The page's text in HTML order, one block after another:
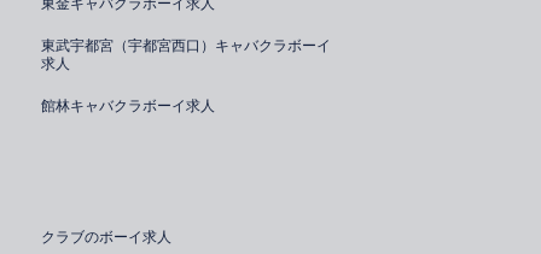
東金キャバクラボーイ求人
東武宇都宮（宇都宮西口）キャバクラボーイ
求人
館林キャバクラボーイ求人
クラブのボーイ求人